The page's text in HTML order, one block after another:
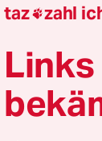
Mythos
taz zahl